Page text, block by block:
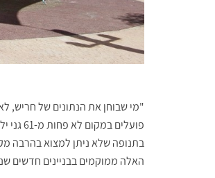
"מי שבוחן את הנתונים של חריש,
בתנופה שלא ניתן למצוא בהרבה
האלה ממוקמים בבניינים חדשים